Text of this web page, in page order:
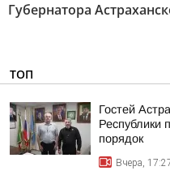
Губернатора
ТОП
Гостей
Республики
порядок
Вчера,